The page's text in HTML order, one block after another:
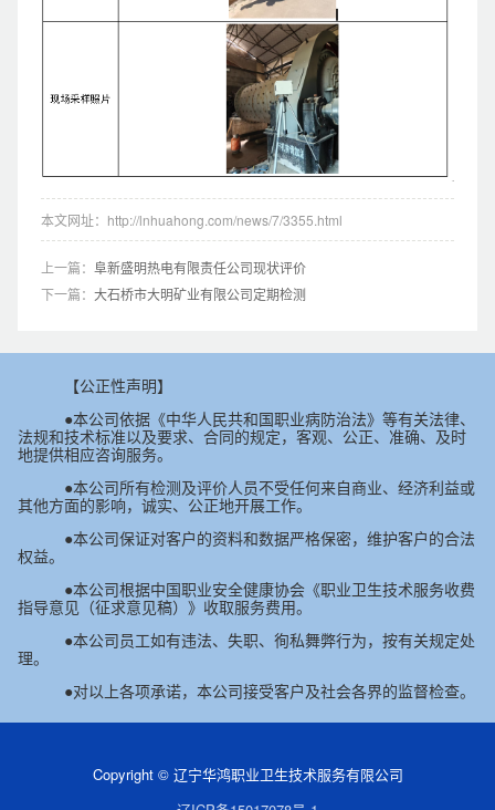
本文网址：http://lnhuahong.com/news/7/3355.html
上一篇： 阜新盛明热电有限责任公司现状评价
下一篇： 大石桥市大明矿业有限公司定期检测
【公正性声明】
●本公司依据《中华人民共和国职业病防治法》等有关法律、
法规和技术标准以及要求、合同的规定，客观、公正、准确、及时
地提供相应咨询服务。
●本公司所有检测及评价人员不受任何来自商业、经济利益或
其他方面的影响，诚实、公正地开展工作。
●本公司保证对客户的资料和数据严格保密，维护客户的合法
权益。
●本公司根据中国职业安全健康协会《职业卫生技术服务收费
指导意见（征求意见稿）》收取服务费用。
●本公司员工如有违法、失职、徇私舞弊行为，按有关规定处
理。
●对以上各项承诺，本公司接受客户及社会各界的监督检查。
Copyright © 辽宁华鸿职业卫生技术服务有限公司